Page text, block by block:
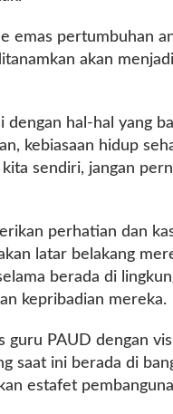
emas pertumbuhan
akan
dengan hal-hal yang
kebiasaan hidup
sendiri, jangan
perhatian dan
latar belakang
berada di
kepribadian mereka.
guru PAUD dengan
saat ini berada di
estafet